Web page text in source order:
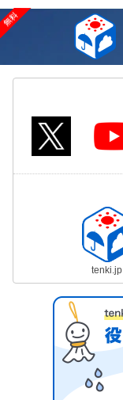
tenki.jp